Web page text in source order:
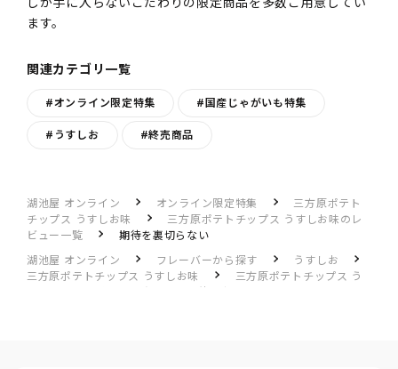
ます。
関連カテゴリ一覧
#オンライン限定特集 #国産じゃがいも特集
#うすしお #終売商品
湖池屋 オンライン オンライン限定特集
三方原ポテト
チップス うすしお味
三方原ポテトチップス うすしお味のレ
ビュー一覧
期待を裏切らない
湖池屋 オンライン
フレーバーから探す
うすしお
三方原ポテトチップス うすしお味
三方原ポテトチップス う
期待を裏切らない